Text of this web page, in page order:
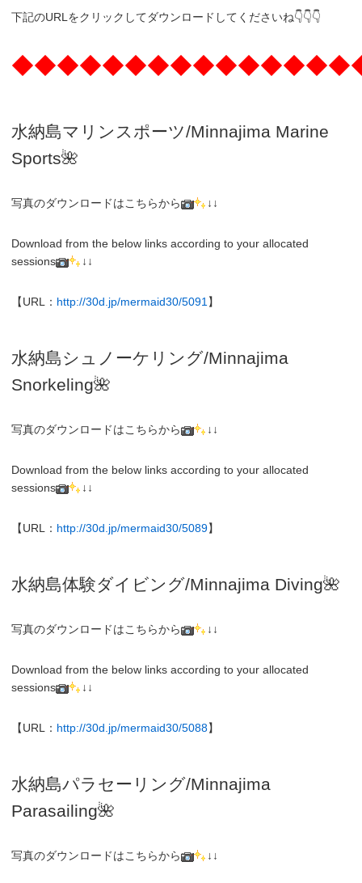
下記のURLをクリックしてダウンロードしてくださいね👇👇👇
水納島マリンスポーツ/Minnajima Marine
Sports🌺
写真のダウンロードはこちらから ↓↓
Download from the below links according to your allocated
sessions
↓↓
【URL： http://30d.jp/mermaid30/5091 】
水納島シュノーケリング/Minnajima
Snorkeling🌺
写真のダウンロードはこちらから ↓↓
Download from the below links according to your allocated
sessions
↓↓
【URL： http://30d.jp/mermaid30/5089】
水納島体験ダイビング/Minnajima Diving🌺
写真のダウンロードはこちらから ↓↓
Download from the below links according to your allocated
sessions
↓↓
【URL： http://30d.jp/mermaid30/5088】
水納島パラセーリング/Minnajima
Parasailing🌺
写真のダウンロードはこちらから ↓↓